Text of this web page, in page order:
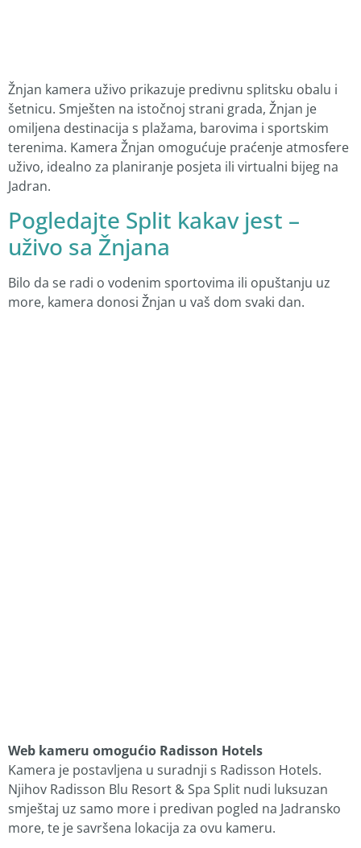
Žnjan kamera uživo prikazuje predivnu splitsku obalu i
šetnicu. Smješten na istočnoj strani grada, Žnjan je
omiljena destinacija s plažama, barovima i sportskim
terenima. Kamera Žnjan omogućuje praćenje atmosfere
uživo, idealno za planiranje posjeta ili virtualni bijeg na
Jadran.
Pogledajte Split kakav jest –
uživo sa Žnjana
Bilo da se radi o vodenim sportovima ili opuštanju uz
more, kamera donosi Žnjan u vaš dom svaki dan.
Web kameru omogućio Radisson Hotels
Kamera je postavljena u suradnji s Radisson Hotels.
Njihov Radisson Blu Resort & Spa Split nudi luksuzan
smještaj uz samo more i predivan pogled na Jadransko
more, te je savršena lokacija za ovu kameru.